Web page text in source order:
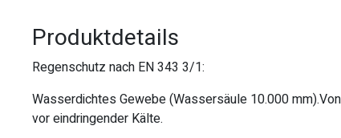
Produktdetails
Regenschutz nach EN 343 3/1:
Wasserdichtes Gewebe (Wassersäule 10.000
vor eindringender Kälte.